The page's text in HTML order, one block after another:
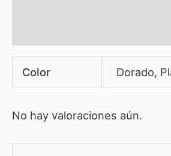
Color Dorado,
No hay valoraciones aún.